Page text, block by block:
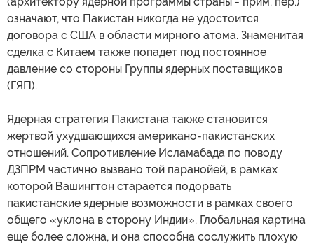
означают, что Пакистан никогда не удостоится
договора с США в области мирного атома. Знаменитая
сделка с Китаем также попадет под постоянное
давление со стороны Группы ядерных поставщиков
(ГЯП).
Ядерная стратегия Пакистана также становится
жертвой ухудшающихся американо-пакистанских
отношений. Сопротивление Исламабада по поводу
ДЗПРМ частично вызвано той паранойей, в рамках
которой Вашингтон старается подорвать
пакистанские ядерные возможности в рамках своего
общего «уклона в сторону Индии». Глобальная картина
еще более сложна, и она способна сослужить плохую